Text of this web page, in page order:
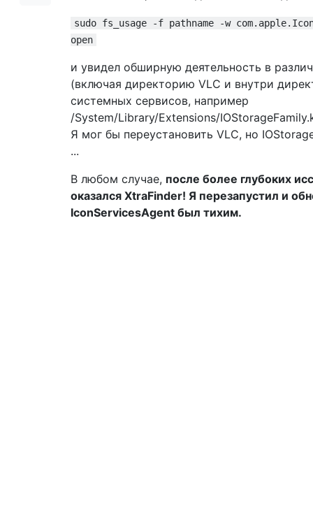
sudo fs_usage -f pathname -w
open
и увидел обширную деятельность в
(включая директорию VLC и внутри
системных сервисов, например
/System/Library/Extensions/
Я мог бы переустановить VLC, но
...
В любом случае, после более глубоких
оказался XtraFinder! Я перезапустил и
IconServicesAgent был тихим.